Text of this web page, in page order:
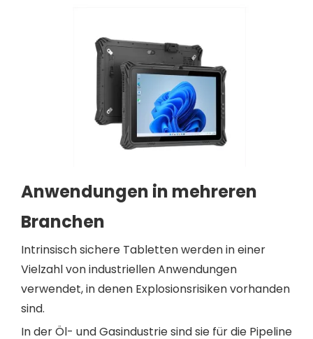
Anwendungen in mehreren
Branchen
Intrinsisch sichere Tabletten werden in einer
Vielzahl von industriellen Anwendungen
verwendet, in denen Explosionsrisiken vorhanden
sind.
In der Öl- und Gasindustrie sind sie für die Pipeline